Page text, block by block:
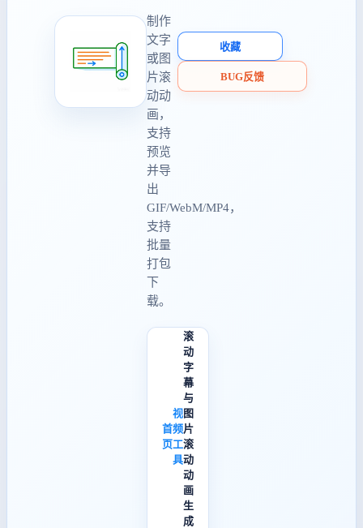
制作
文字
或图
片滚
动动
画，
支持
预览
并导
出
GIF/WebM/MP4，
支持
批量
打包
下
载。
首
页
视
频
工
具
滚
动
字
幕
与
图
片
滚
动
动
画
生
成
收藏
BUG反馈